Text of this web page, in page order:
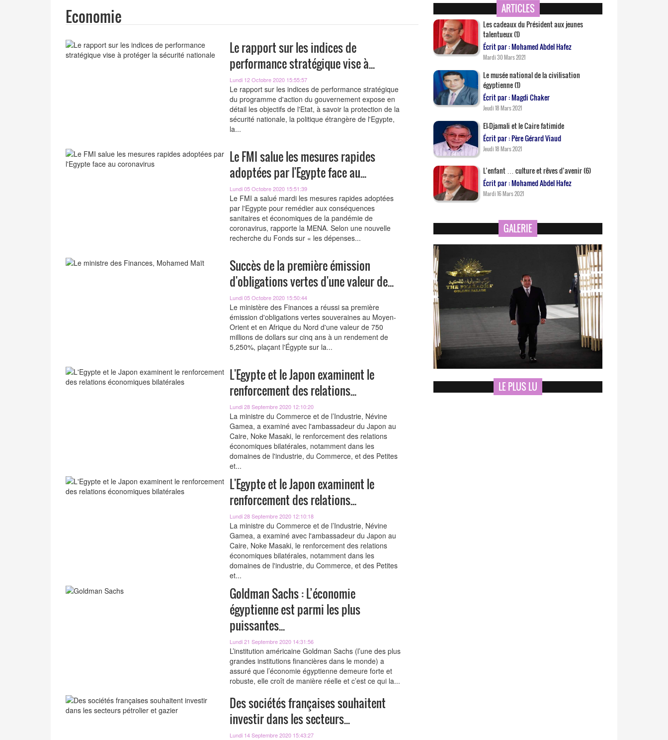
Economie
Le rapport sur les indices de
performance stratégique vise à...
Lundi 12 Octobre 2020 15:55:57
Le rapport sur les indices de performance stratégique
du programme d'action du gouvernement expose en
détail les objectifs de l'Etat, à savoir la protection de la
sécurité nationale, la politique étrangère de l'Egypte,
la...
Le FMI salue les mesures rapides
adoptées par l'Egypte face au...
Lundi 05 Octobre 2020 15:51:39
Le FMI a salué mardi les mesures rapides adoptées
par l'Egypte pour remédier aux conséquences
sanitaires et économiques de la pandémie de
coronavirus, rapporte la MENA. Selon une nouvelle
recherche du Fonds sur « les dépenses...
Succès de la première émission
d'obligations vertes d'une valeur de...
Lundi 05 Octobre 2020 15:50:44
Le ministère des Finances a réussi sa première
émission d'obligations vertes souveraines au Moyen-
Orient et en Afrique du Nord d'une valeur de 750
millions de dollars sur cinq ans à un rendement de
5,250%, plaçant l'Égypte sur la...
L'Egypte et le Japon examinent le
renforcement des relations...
Lundi 28 Septembre 2020 12:10:20
La ministre du Commerce et de l’Industrie, Névine
Gamea, a examiné avec l'ambassadeur du Japon au
Caire, Noke Masaki, le renforcement des relations
économiques bilatérales, notamment dans les
domaines de l'industrie, du Commerce, et des Petites
et...
L'Egypte et le Japon examinent le
renforcement des relations...
Lundi 28 Septembre 2020 12:10:18
La ministre du Commerce et de l’Industrie, Névine
Gamea, a examiné avec l'ambassadeur du Japon au
Caire, Noke Masaki, le renforcement des relations
économiques bilatérales, notamment dans les
domaines de l'industrie, du Commerce, et des Petites
et...
Goldman Sachs : L’économie
égyptienne est parmi les plus
puissantes...
Lundi 21 Septembre 2020 14:31:56
L’institution américaine Goldman Sachs (l’une des plus
grandes institutions financières dans le monde) a
assuré que l’économie égyptienne demeure forte et
robuste, elle croît de manière réelle et c’est ce qui la...
Des sociétés françaises souhaitent
investir dans les secteurs...
Lundi 14 Septembre 2020 15:43:27
ARTICLES
Les cadeaux du Président aux jeunes
talentueux (1)
Écrit par : Mohamed Abdel Hafez
Mardi 30 Mars 2021
Le musée national de la civilisation
égyptienne (1)
Écrit par : Magdi Chaker
Jeudi 18 Mars 2021
El-Djamali et le Caire fatimide
Écrit par : Père Gérard Viaud
Jeudi 18 Mars 2021
L’enfant … culture et rêves d’avenir (6)
Écrit par : Mohamed Abdel Hafez
Mardi 16 Mars 2021
GALERIE
LE PLUS LU